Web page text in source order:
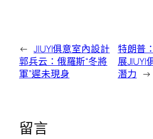
← JIUYI俱意室內設計
郭兵云：俄羅斯“冬將
軍”遲未現身
特朗普
展JIUYI
潛力 →
留言